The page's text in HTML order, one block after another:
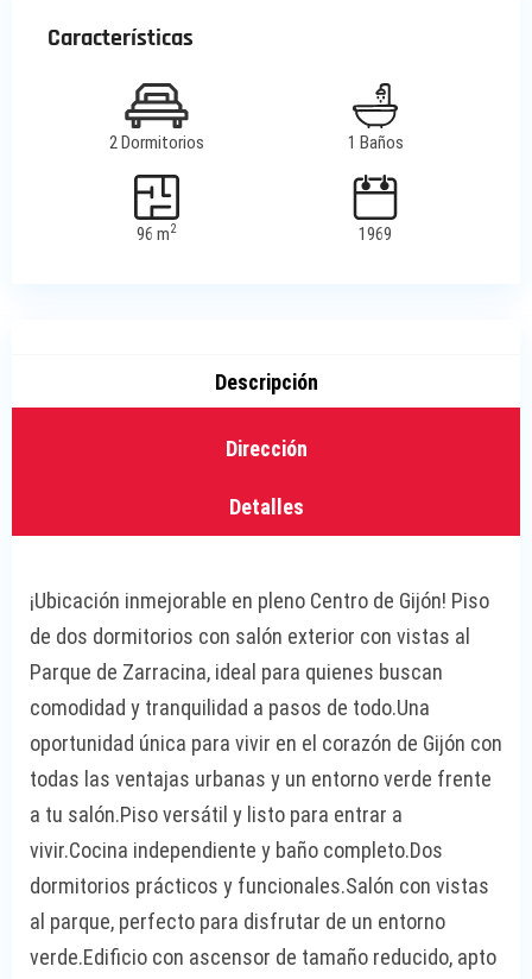
Características
2 Dormitorios 1 Baños
96 m2 1969
Descripción
Dirección
Detalles
¡Ubicación inmejorable en pleno Centro de Gijón! Piso
de dos dormitorios con salón exterior con vistas al
Parque de Zarracina, ideal para quienes buscan
comodidad y tranquilidad a pasos de todo.Una
oportunidad única para vivir en el corazón de Gijón con
todas las ventajas urbanas y un entorno verde frente
a tu salón.Piso versátil y listo para entrar a
vivir.Cocina independiente y baño completo.Dos
dormitorios prácticos y funcionales.Salón con vistas
al parque, perfecto para disfrutar de un entorno
verde.Edificio con ascensor de tamaño reducido, apto